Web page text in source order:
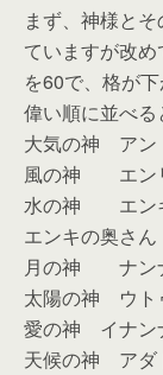
まず、神様と
ていますが改
を60で、格が
偉い順に並べる
大気の神
風の神 エン
水の神 エ
エンキの奥さ
月の神 ナン
太陽の神 ウ
愛の神 イナ
天候の神 ア